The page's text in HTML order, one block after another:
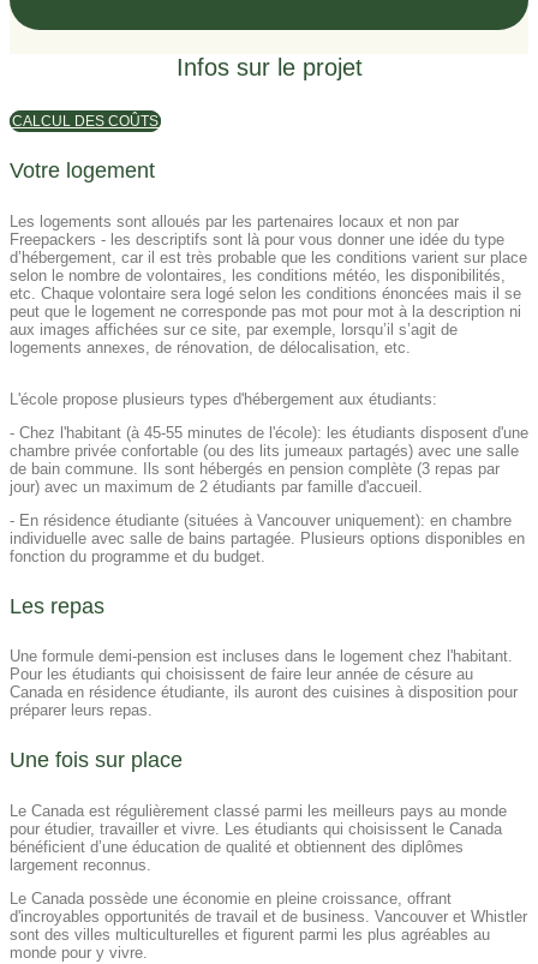
Infos sur le projet
CALCUL DES COÛTS
Votre logement
Les logements sont alloués par les partenaires locaux et non par
Freepackers - les descriptifs sont là pour vous donner une idée du type
d’hébergement, car il est très probable que les conditions varient sur place
selon le nombre de volontaires, les conditions météo, les disponibilités,
etc. Chaque volontaire sera logé selon les conditions énoncées mais il se
peut que le logement ne corresponde pas mot pour mot à la description ni
aux images affichées sur ce site, par exemple, lorsqu’il s’agit de
logements annexes, de rénovation, de délocalisation, etc.
L'école propose plusieurs types d'hébergement aux étudiants:
- Chez l'habitant (à 45-55 minutes de l'école): les étudiants disposent d'une
chambre privée confortable (ou des lits jumeaux partagés) avec une salle
de bain commune. Ils sont hébergés en pension complète (3 repas par
jour) avec un maximum de 2 étudiants par famille d'accueil.
- En résidence étudiante (situées à Vancouver uniquement): en chambre
individuelle avec salle de bains partagée. Plusieurs options disponibles en
fonction du programme et du budget.
Les repas​
Une formule demi-pension est incluses dans le logement chez l'habitant.
Pour les étudiants qui choisissent de faire leur année de césure au
Canada en résidence étudiante, ils auront des cuisines à disposition pour
préparer leurs repas.
Une fois sur place​
Le Canada est régulièrement classé parmi les meilleurs pays au monde
pour étudier, travailler et vivre. Les étudiants qui choisissent le Canada
bénéficient d’une éducation de qualité et obtiennent des diplômes
largement reconnus.
Le Canada possède une économie en pleine croissance, offrant
d'incroyables opportunités de travail et de business. Vancouver et Whistler
sont des villes multiculturelles et figurent parmi les plus agréables au
monde pour y vivre.